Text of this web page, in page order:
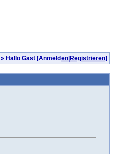
» Hallo Gast [Anmelden| Registrieren]